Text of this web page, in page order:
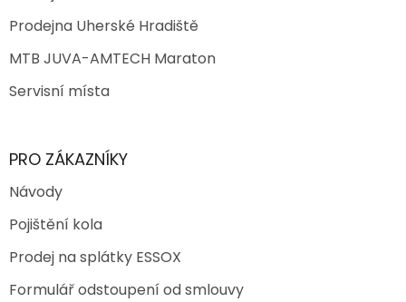
Prodejna Uherské Hradiště
MTB JUVA-AMTECH Maraton
Servisní místa
PRO ZÁKAZNÍKY
Návody
Pojištění kola
Prodej na splátky ESSOX
Formulář odstoupení od smlouvy